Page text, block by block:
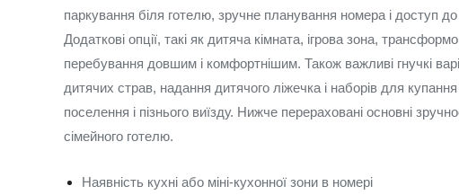
паркування біля готелю, зручне планування номера і доступ до
Додаткові опції, такі як дитяча кімната, ігрова зона,
перебування довшим і комфортнішим. Також важливі гнучкі
дитячих страв, надання дитячого ліжечка і наборів для
поселення і пізнього виїзду. Нижче перераховані основні
сімейного готелю.
Наявність кухні або міні-кухонної зони в номері